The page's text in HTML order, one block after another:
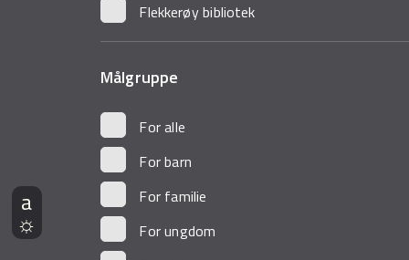
Flekkerøy bibliotek
Målgruppe
For alle
For barn
For familie
For ungdom